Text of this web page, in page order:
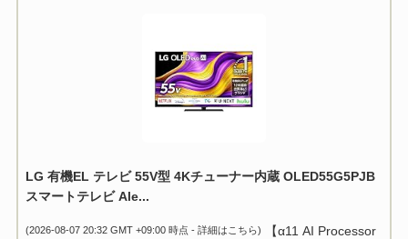
LG 有機EL テレビ 55V型 4Kチューナー内蔵 OLED55G5PJB
スマートテレビ Ale...
(2026-08-07 20:32 GMT +09:00 時点 - 詳細はこちら)
【α11 AI Processor